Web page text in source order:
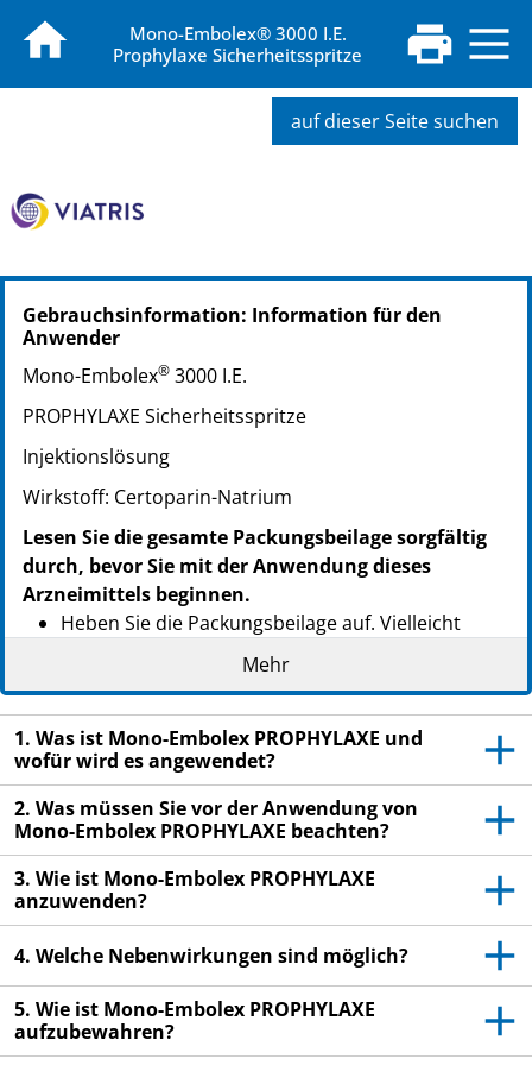
Mono-Embolex® 3000 I.E.
Prophylaxe Sicherheitsspritze
auf dieser Seite suchen
PZN: 01454358
PPN: 110145435888
NTIN: 04150014543584
PZN: 01454364
PPN: 110145436454
NTIN: 04150014543645
PZN: 01454418
PPN: 110145441857
NTIN: 04150014544185
PZN: 01454424
PPN: 110145442423
NTIN: 04150014544246
PZN: 09760132
NTIN: 04150097601324
Gebrauchsinformation: Information für den
Anwender
Mono-Embolex® 3000 I.E.
PROPHYLAXE Sicherheitsspritze
Injektionslösung
Wirkstoff: Certoparin-Natrium
Lesen Sie die gesamte Packungsbeilage sorgfältig
durch, bevor Sie mit der Anwendung dieses
Arzneimittels beginnen.
Heben Sie die Packungsbeilage auf. Vielleicht
möchten Sie diese später nochmals lesen.
Wenn Sie weitere Fragen haben, wenden Sie sich
an Ihren Arzt oder Apotheker.
Dieses Arzneimittel wurde Ihnen persönlich
verschrieben. Geben Sie es nicht an Dritte weiter.
Es kann anderen Menschen schaden, auch wenn
diese vermeintlich die gleichen Beschwerden
haben wie Sie.
Wenn eine der aufgeführten oder andere
Nebenwirkungen Sie beeinträchtigen, informieren
Sie bitte Ihren Arzt oder Apotheker. Siehe
Abschnitt 4.
Hinweis:Kursiv geschriebene Textstellenstellen
Mehr
1. Was ist Mono-Embolex PROPHYLAXE und
wofür wird es angewendet?
2. Was müssen Sie vor der Anwendung von
Mono-Embolex PROPHYLAXE beachten?
3. Wie ist Mono-Embolex PROPHYLAXE
anzuwenden?
4. Welche Nebenwirkungen sind möglich?
5. Wie ist Mono-Embolex PROPHYLAXE
aufzubewahren?